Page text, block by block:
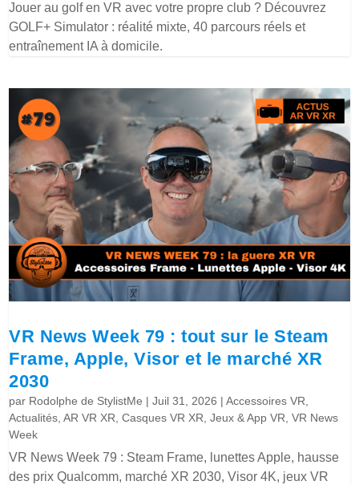
Jouer au golf en VR avec votre propre club ? Découvrez
GOLF+ Simulator : réalité mixte, 40 parcours réels et
entraînement IA à domicile.
VR News Week 79 : tout sur le Steam
Frame, Apple, Visor et le marché XR
2030
par Rodolphe de StylistMe |Juil 31, 2026 |Accessoires VR,
Actualités,AR VR XR,Casques VR XR,Jeux & App VR,VR News
Week
VR News Week 79 : Steam Frame, lunettes Apple, hausse
des prix Qualcomm, marché XR 2030, Visor 4K, jeux VR